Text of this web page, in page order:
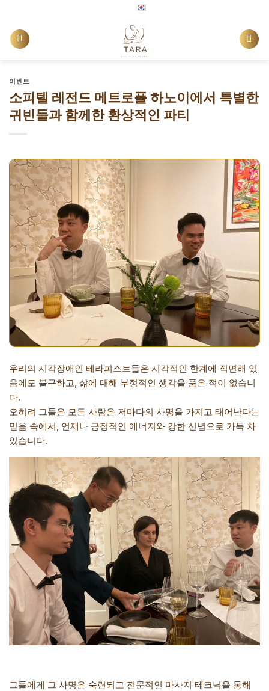
content
이벤트
소피텔 레전드 메트로폴 하노이에서 특별한
귀빈들과 함께한 환상적인 파티
우리의 시각장애인 테라피스트들은 시각적인 한계에 직면해 있
음에도 불구하고, 삶에 대해 부정적인 생각을 품은 적이 없습니
다.
오히려 그들은 모든 사람은 저마다의 사명을 가지고 태어난다는
믿음 속에서, 언제나 긍정적인 에너지와 강한 신념으로 가득 차
있습니다.
그들에게 그 사명은 숙련되고 전문적인 마사지 테크닉을 통해